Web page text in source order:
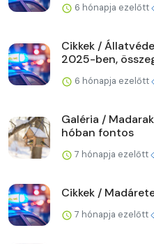
6 hónapja ezelőtt
Cikkek /
2025-ben,
6 hónapja ezelőtt
Galéria /
hóban fontos
7 hónapja ezelőtt
Cikkek /
7 hónapja ezelőtt